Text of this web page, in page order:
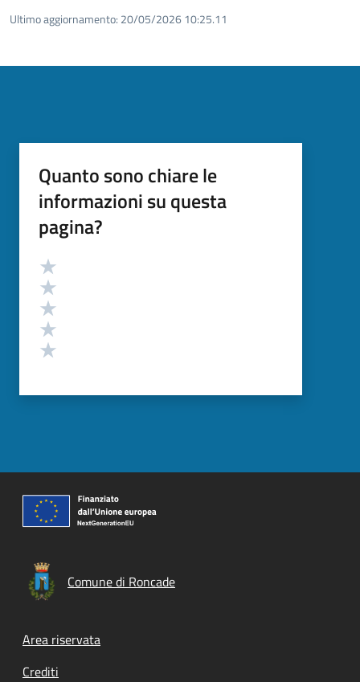
Ultimo aggiornamento: 20/05/2026 10:25.11
Quanto sono chiare le
informazioni su questa
pagina?
Valutazione
Comune di Roncade
Footer menu
Area riservata
Crediti